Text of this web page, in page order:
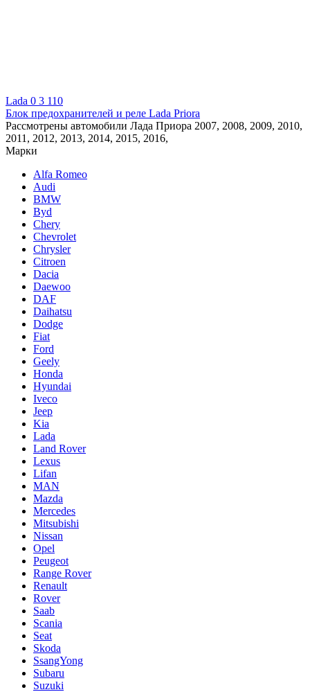
Lada 0 3 110
Блок предохранителей и реле Lada Priora
Рассмотрены автомобили Лада Приора 2007, 2008, 2009, 2010,
2011, 2012, 2013, 2014, 2015, 2016,
Марки
Alfa Romeo
Audi
BMW
Byd
Chery
Chevrolet
Chrysler
Citroen
Dacia
Daewoo
DAF
Daihatsu
Dodge
Fiat
Ford
Geely
Honda
Hyundai
Iveco
Jeep
Kia
Lada
Land Rover
Lexus
Lifan
MAN
Mazda
Mercedes
Mitsubishi
Nissan
Opel
Peugeot
Range Rover
Renault
Rover
Saab
Scania
Seat
Skoda
SsangYong
Subaru
Suzuki